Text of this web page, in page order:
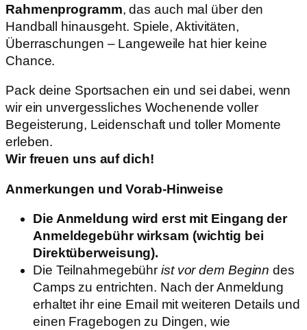
Rahmenprogramm, das auch mal über den
Handball hinausgeht. Spiele, Aktivitäten,
Überraschungen – Langeweile hat hier keine
Chance.
Pack deine Sportsachen ein und sei dabei, wenn
wir ein unvergessliches Wochenende voller
Begeisterung, Leidenschaft und toller Momente
erleben.
Wir freuen uns auf dich!
Anmerkungen und Vorab-Hinweise
Die Anmeldung wird erst mit Eingang der
Anmeldegebühr wirksam (wichtig bei
Direktüberweisung).
Die Teilnahmegebühr ist vor dem Beginn des
Camps zu entrichten. Nach der Anmeldung
erhaltet ihr eine Email mit weiteren Details und
einen Fragebogen zu Dingen, wie